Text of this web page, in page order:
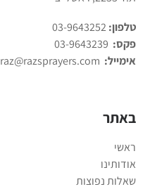
טלפון:03-9643252
פקס:
אימייל: raz@razsprayers.com
באתר
ראשי
אודותינו
שאלות נפוצות